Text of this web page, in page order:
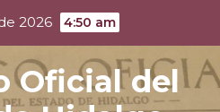
2026 4:50 am
Oficial del